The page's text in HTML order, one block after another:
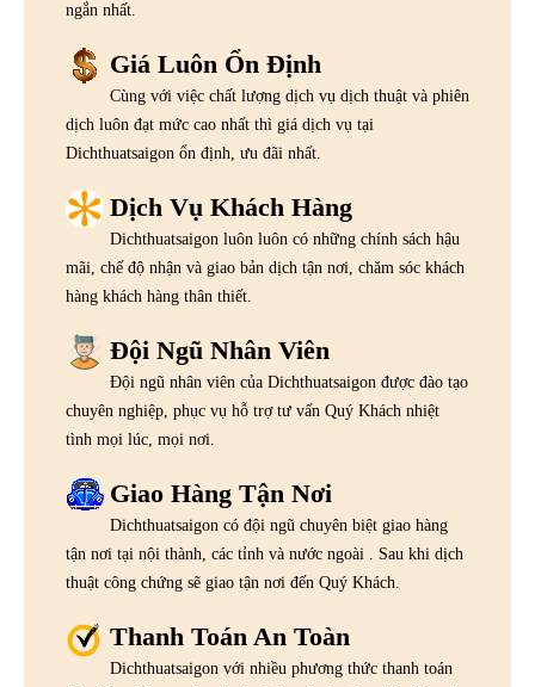
ngắn nhất.
Giá Luôn Ổn Định
Cùng với việc chất lượng dịch vụ dịch thuật và phiên
dịch luôn đạt mức cao nhất thì giá dịch vụ tại
Dichthuatsaigon ổn định, ưu đãi nhất.
Dịch Vụ Khách Hàng
Dichthuatsaigon luôn luôn có những chính sách hậu
mãi, chế độ nhận và giao bản dịch tận nơi, chăm sóc khách
hàng khách hàng thân thiết.
Đội Ngũ Nhân Viên
Đội ngũ nhân viên của Dichthuatsaigon được đào tạo
chuyên nghiệp, phục vụ hỗ trợ tư vấn Quý Khách nhiệt
tình mọi lúc, mọi nơi.
Giao Hàng Tận Nơi
Dichthuatsaigon có đội ngũ chuyên biệt giao hàng
tận nơi tại nội thành, các tỉnh và nước ngoài . Sau khi dịch
thuật công chứng sẽ giao tận nơi đến Quý Khách.
Thanh Toán An Toàn
Dichthuatsaigon với nhiều phương thức thanh toán